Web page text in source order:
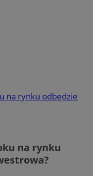
na rynku odbędzie
na rynku